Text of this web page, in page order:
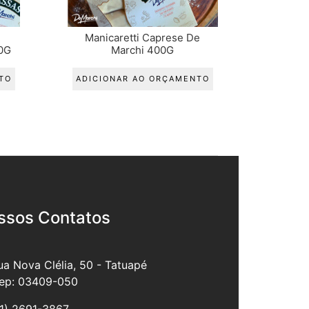
Manicaretti Caprese De
Marchi 400G
ADICIONAR AO ORÇAMENTO
Contatos
Nova Clélia, 50 - Tatuapé
03409-050